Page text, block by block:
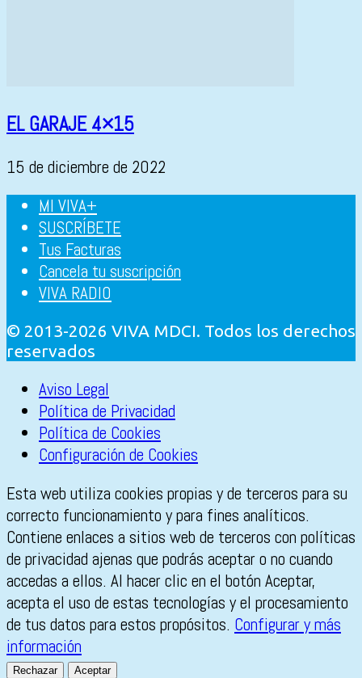
EL GARAJE 4×15
15 de diciembre de 2022
MI VIVA+
SUSCRÍBETE
Tus Facturas
Cancela tu suscripción
VIVA RADIO
© 2013-2026 VIVA MDCI. Todos los derechos
reservados
Aviso Legal
Política de Privacidad
Política de Cookies
Configuración de Cookies
Esta web utiliza cookies propias y de terceros para su
correcto funcionamiento y para fines analíticos.
Contiene enlaces a sitios web de terceros con políticas
de privacidad ajenas que podrás aceptar o no cuando
accedas a ellos. Al hacer clic en el botón Aceptar,
acepta el uso de estas tecnologías y el procesamiento
de tus datos para estos propósitos. Configurar y más
información
Rechazar Aceptar